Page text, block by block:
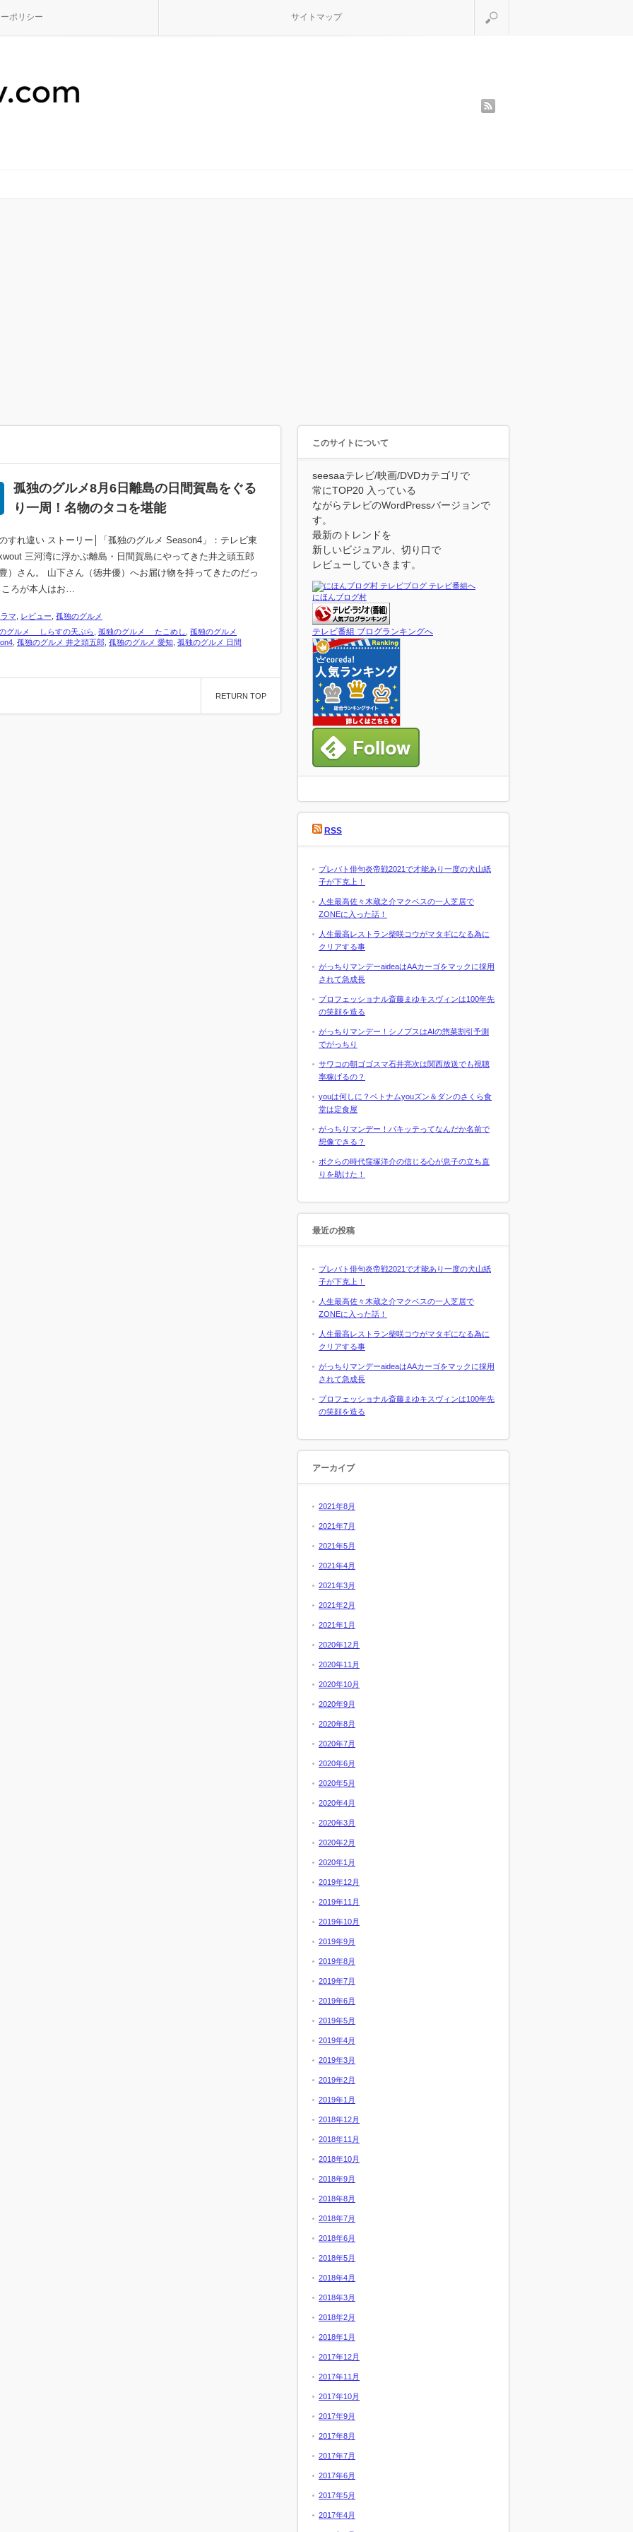
ポリシー サイトマップ
孤独のグルメ8月6日離島の日間賀島をぐる
り一周！名物のタコを堪能
すれ違い ストーリー│「孤独のグルメ Season4」：テレビ東
三河湾に浮かぶ離島・日間賀島にやってきた井之頭五郎
豊）さん。 山下さん（徳井優）へお届け物を持ってきたのだっ
ころが本人はお…
マ レビュー 孤独のグルメ
グルメ しらすの天ぷら 孤独のグルメ たこめし
孤独のグルメ
孤独のグルメ 井之頭五郎 孤独のグルメ 愛知 孤独のグルメ 日間
RETURN TOP
このサイトについて
seesaaテレビ/映画/DVDカテゴリで
常にTOP20 入っている
ながらテレビのWordPressバージョンで
す。
最新のトレンドを
新しいビジュアル、切り口で
レビューしていきます。
にほんブログ村
テレビ番組 ブログランキングへ
RSS
プレバト俳句炎帝戦2021で才能あり一度の犬山紙
子が下克上！
人生最高佐々木蔵之介マクベスの一人芝居で
ZONEに入った話！
人生最高レストラン柴咲コウがマタギになる為に
クリアする事
がっちりマンデーaideaはAAカーゴをマックに採用
されて急成長
プロフェッショナル斎藤まゆキスヴィンは100年先
の笑顔を造る
がっちりマンデー！シノプスはAIの惣菜割引予測
でがっちり
サワコの朝ゴゴスマ石井亮次は関西放送でも視聴
率稼げるの？
youは何しに？ベトナムyouズン＆ダンのさくら食
堂は定食屋
がっちりマンデー！パキッテってなんだか名前で
想像できる？
ボクらの時代窪塚洋介の信じる心が息子の立ち直
りを助けた！
最近の投稿
プレバト俳句炎帝戦2021で才能あり一度の犬山紙
子が下克上！
人生最高佐々木蔵之介マクベスの一人芝居で
ZONEに入った話！
人生最高レストラン柴咲コウがマタギになる為に
クリアする事
がっちりマンデーaideaはAAカーゴをマックに採用
されて急成長
プロフェッショナル斎藤まゆキスヴィンは100年先
の笑顔を造る
アーカイブ
2021年8月
2021年7月
2021年5月
2021年4月
2021年3月
2021年2月
2021年1月
2020年12月
2020年11月
2020年10月
2020年9月
2020年8月
2020年7月
2020年6月
2020年5月
2020年4月
2020年3月
2020年2月
2020年1月
2019年12月
2019年11月
2019年10月
2019年9月
2019年8月
2019年7月
2019年6月
2019年5月
2019年4月
2019年3月
2019年2月
2019年1月
2018年12月
2018年11月
2018年10月
2018年9月
2018年8月
2018年7月
2018年6月
2018年5月
2018年4月
2018年3月
2018年2月
2018年1月
2017年12月
2017年11月
2017年10月
2017年9月
2017年8月
2017年7月
2017年6月
2017年5月
2017年4月